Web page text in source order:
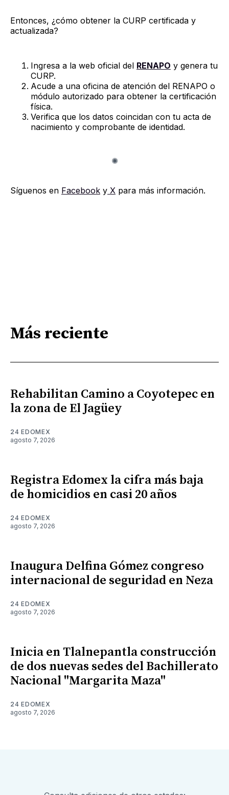
Entonces, ¿cómo obtener la CURP certificada y
actualizada?
Ingresa a la web oficial del RENAPO y genera tu
CURP.
Acude a una oficina de atención del RENAPO o
módulo autorizado para obtener la certificación
física.
Verifica que los datos coincidan con tu acta de
nacimiento y comprobante de identidad.
Síguenos en Facebook y X para más información.
Más reciente
Rehabilitan Camino a Coyotepec en
la zona de El Jagüey
24 EDOMEX
agosto 7, 2026
Registra Edomex la cifra más baja
de homicidios en casi 20 años
24 EDOMEX
agosto 7, 2026
Inaugura Delfina Gómez congreso
internacional de seguridad en Neza
24 EDOMEX
agosto 7, 2026
Inicia en Tlalnepantla construcción
de dos nuevas sedes del Bachillerato
Nacional "Margarita Maza"
24 EDOMEX
agosto 7, 2026